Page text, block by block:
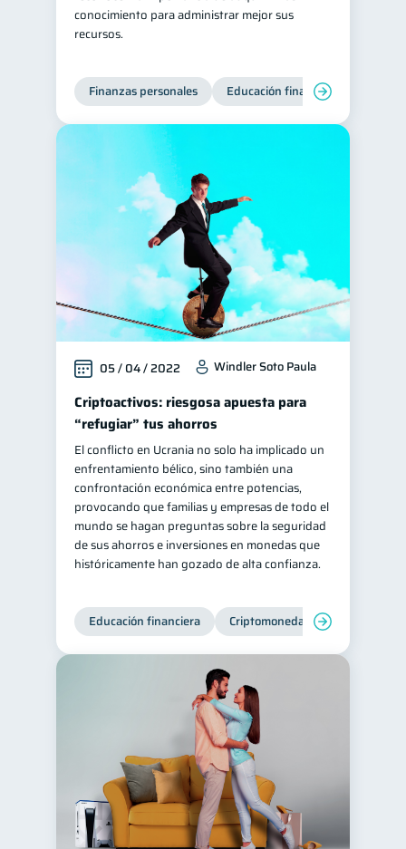
conocimiento para administrar mejor sus
recursos.
Finanzas personales Educación financiera
05 / 04 / 2022 Windler Soto Paula
Criptoactivos: riesgosa apuesta para
“refugiar” tus ahorros
El conflicto en Ucrania no solo ha implicado un
enfrentamiento bélico, sino también una
confrontación económica entre potencias,
provocando que familias y empresas de todo el
mundo se hagan preguntas sobre la seguridad
de sus ahorros e inversiones en monedas que
históricamente han gozado de alta confianza.
Educación financiera Criptomonedas